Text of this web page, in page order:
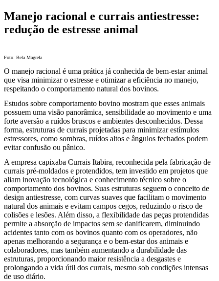
Manejo racional e currais antiestresse:
redução de estresse animal
Foto: Bela Magrela
O manejo racional é uma prática já conhecida de bem-estar animal
que visa minimizar o estresse e otimizar a eficiência no manejo,
respeitando o comportamento natural dos bovinos.
Estudos sobre comportamento bovino mostram que esses animais
possuem uma visão panorâmica, sensibilidade ao movimento e uma
forte aversão a ruídos bruscos e ambientes desconhecidos. Dessa
forma, estruturas de currais projetadas para minimizar estímulos
estressores, como sombras, ruídos altos e ângulos fechados podem
evitar confusão ou pânico.
A empresa capixaba Currais Itabira, reconhecida pela fabricação de
currais pré-moldados e protendidos, tem investido em projetos que
aliam inovação tecnológica e conhecimento técnico sobre o
comportamento dos bovinos. Suas estruturas seguem o conceito de
design antiestresse, com curvas suaves que facilitam o movimento
natural dos animais e evitam campos cegos, reduzindo o risco de
colisões e lesões. Além disso, a flexibilidade das peças protendidas
permite a absorção de impactos sem se danificarem, diminuindo
acidentes tanto com os bovinos quanto com os operadores, não
apenas melhorando a segurança e o bem-estar dos animais e
colaboradores, mas também aumentando a durabilidade das
estruturas, proporcionando maior resistência a desgastes e
prolongando a vida útil dos currais, mesmo sob condições intensas
de uso diário.